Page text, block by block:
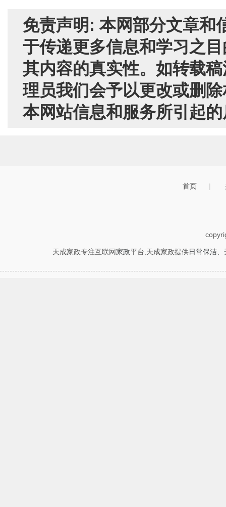
免责声明: 本网部分文章和
于传递更多信息和学习之
其内容的真实性。如转载
理员我们会予以更改或删
本网站信息和服务所引起
首页 |
天成家政专注互联网家政平台,天成家政提供日常保洁、